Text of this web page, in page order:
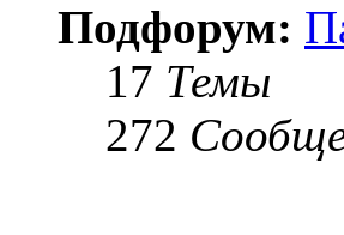
Подфорум:
17 Темы
272